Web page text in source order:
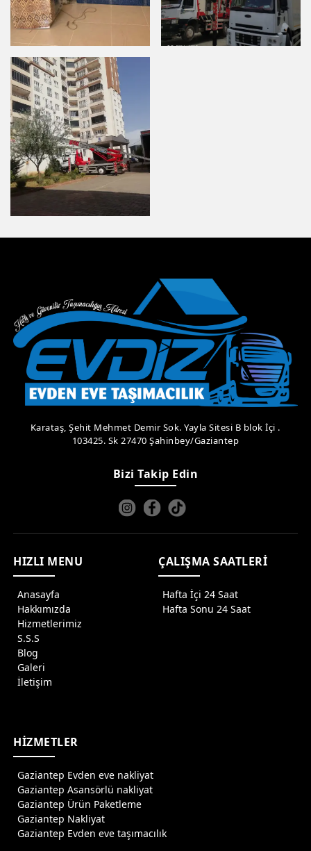
Karataş, Şehit Mehmet Demir Sok. Yayla Sitesi B blok İçi .
103425. Sk 27470 Şahinbey/Gaziantep
Bizi Takip Edin
HIZLI MENU
Anasayfa
Hakkımızda
Hizmetlerimiz
S.S.S
Blog
Galeri
İletişim
ÇALIŞMA SAATLERİ
Hafta İçi 24 Saat
Hafta Sonu 24 Saat
HİZMETLER
Gaziantep Evden eve nakliyat
Gaziantep Asansörlü nakliyat
Gaziantep Ürün Paketleme
Gaziantep Nakliyat
Gaziantep Evden eve taşımacılık